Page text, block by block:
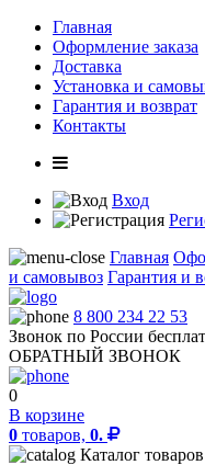
Главная
Оформление заказа
Доставка
Установка и
Гарантия и возврат
Контакты
Вход
Главная
и самовывоз Гарантия и
8 800 234 22 53
Звонок по России
ОБРАТНЫЙ ЗВОНОК
0
В корзине
0 товаров, 0.
Каталог товаров